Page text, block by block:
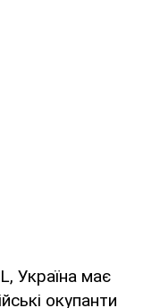
Україна має
окупанти